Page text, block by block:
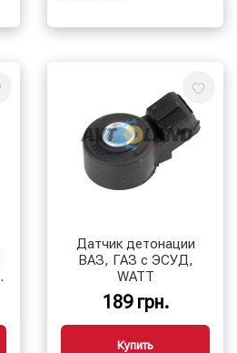
Датчик детонации
ВАЗ, ГАЗ с ЭСУД,
WATT
189 грн.
Купить